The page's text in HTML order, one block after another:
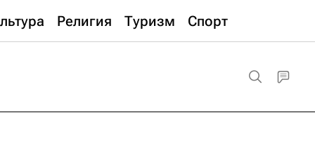
Религия Туризм Спорт